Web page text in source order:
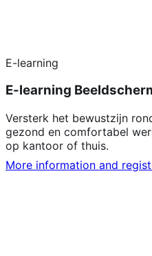
E-learning
E-learning
Versterk het bewustzijn
gezond en comfortabel
op kantoor of thuis.
More information and